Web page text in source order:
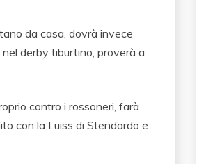
da casa, dovrà invece
derby tiburtino, proverà a
contro i rossoneri, farà
con la Luiss di Stendardo e